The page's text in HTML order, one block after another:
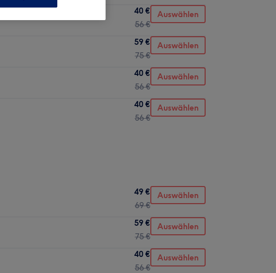
40 €
56 €
Auswählen
59 €
75 €
Auswählen
40 €
56 €
Auswählen
40 €
56 €
Auswählen
49 €
69 €
Auswählen
59 €
75 €
Auswählen
40 €
56 €
Auswählen